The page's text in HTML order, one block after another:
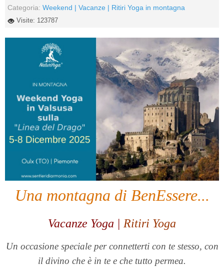
Categoria: Weekend | Vacanze | Ritiri Yoga in montagna
Visite: 123787
Una montagna di BenEssere...
Vacanze Yoga | Ritiri Yoga
Un occasione speciale per connetterti con te stesso, con
il divino che è in te e che tutto permea.